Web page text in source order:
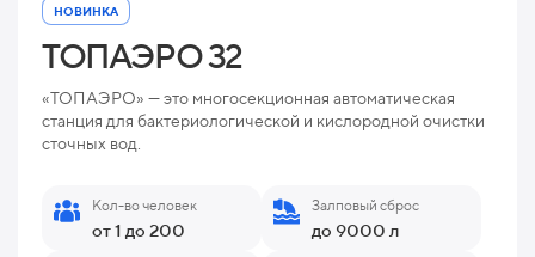
НОВИНКА
ТОПАЭРО 32
«ТОПАЭРО» — это многосекционная автоматическая
станция для бактериологической и кислородной очистки
сточных вод.
Кол-во человек
от 1 до 200
Залповый сброс
до 9000 л